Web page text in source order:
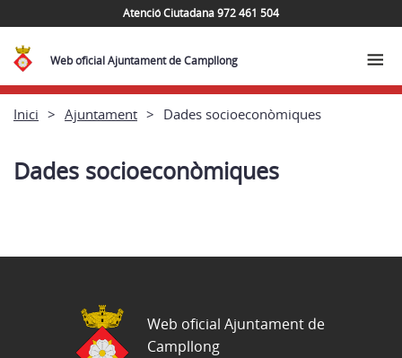
Atenció Ciutadana 972 461 504
Web oficial Ajuntament de Campllong
Inici Ajuntament Dades socioeconòmiques
Dades socioeconòmiques
Web oficial Ajuntament de
Campllong